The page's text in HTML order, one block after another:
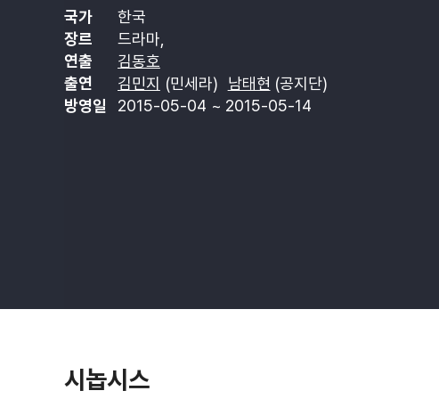
국가
한국
장르
드라마,
연출
김동호
출연
김민지 (민세라) 남태현 (공지단)
방영일
2015-05-04 ~ 2015-05-14
시놉시스